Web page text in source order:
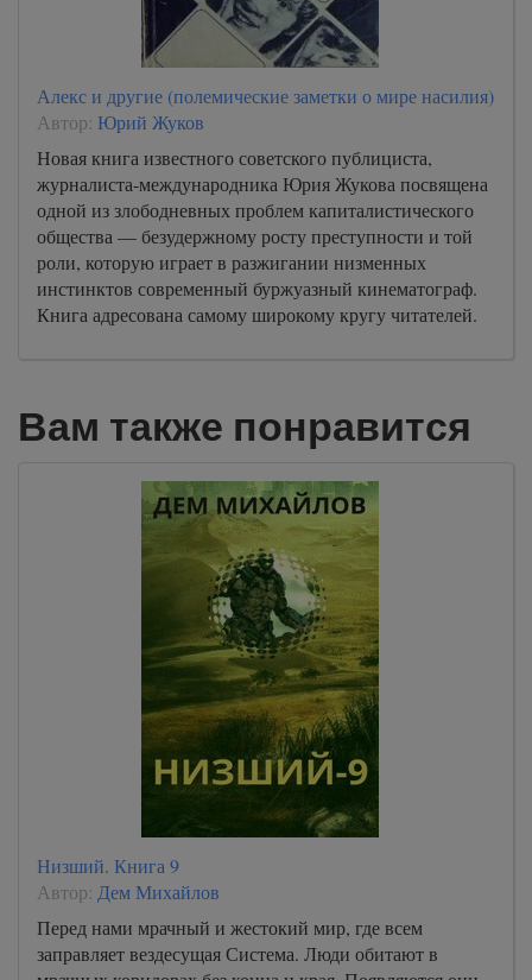
Алекс и другие (полемические заметки о мире насилия)
Автор: Юрий Жуков
Новая книга известного советского публициста,
журналиста-международника Юрия Жукова посвящена
одной из злободневных проблем капиталистического
общества — безудержному росту преступности и той
роли, которую играет в разжигании низменных
инстинктов современный буржуазный кинематограф.
Книга адресована самому широкому кругу читателей.
Вам также понравится
Низший. Книга 9
Автор: Дем Михайлов
Перед нами мрачный и жестокий мир, где всем
заправляет вездесущая Система. Люди обитают в